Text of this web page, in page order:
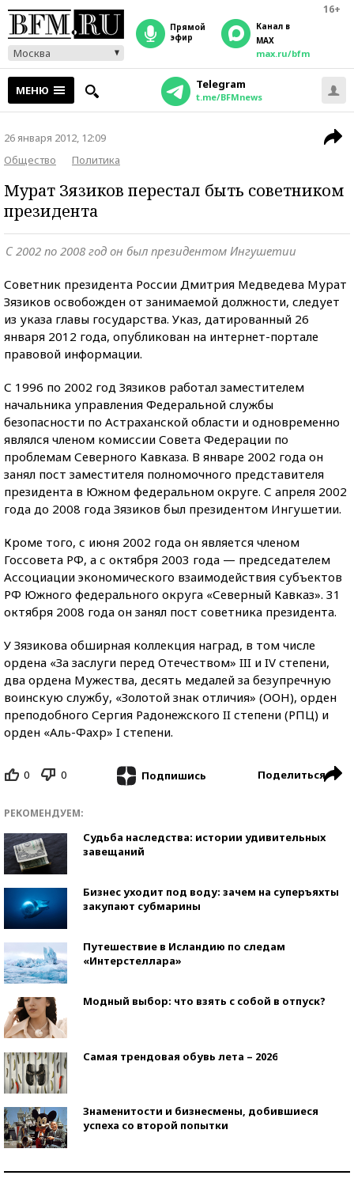
16+
Москва
прямой
эфир
Канал в
MAX
max.ru/bfm
МЕНЮ Telegram
t.me/BFMnews
26 января 2012, 12:09
Общество
Политика
Мурат Зязиков перестал быть советником
президента
С 2002 по 2008 год он был президентом Ингушетии
Советник президента России Дмитрия Медведева Мурат
Зязиков освобожден от занимаемой должности, следует
из указа главы государства. Указ, датированный 26
января 2012 года, опубликован на интернет-портале
правовой информации.
С 1996 по 2002 год Зязиков работал заместителем
начальника управления Федеральной службы
безопасности по Астраханской области и одновременно
являлся членом комиссии Совета Федерации по
проблемам Северного Кавказа. В январе 2002 года он
занял пост заместителя полномочного представителя
президента в Южном федеральном округе. С апреля 2002
года до 2008 года Зязиков был президентом Ингушетии.
Кроме того, с июня 2002 года он является членом
Госсовета РФ, а с октября 2003 года — председателем
Ассоциации экономического взаимодействия субъектов
РФ Южного федерального округа «Северный Кавказ». 31
октября 2008 года он занял пост советника президента.
У Зязикова обширная коллекция наград, в том числе
ордена «За заслуги перед Отечеством» III и IV степени,
два ордена Мужества, десять медалей за безупречную
воинскую службу, «Золотой знак отличия» (ООН), орден
преподобного Сергия Радонежского II степени (РПЦ) и
орден «Аль-Фахр» I степени.
0 0 Подпишись Поделиться
РЕКОМЕНДУЕМ:
Судьба наследства: истории удивительных
завещаний
Бизнес уходит под воду: зачем на суперъяхты
закупают субмарины
Путешествие в Исландию по следам
«Интерстеллара»
Модный выбор: что взять с собой в отпуск?
Самая трендовая обувь лета – 2026
Знаменитости и бизнесмены, добившиеся
успеха со второй попытки